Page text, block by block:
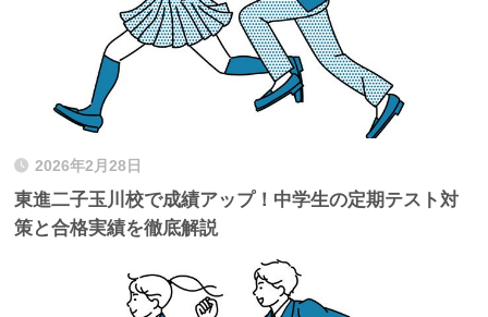
2026年2月28日
東進二子玉川校で成績アップ！中学生の定期テスト対
策と合格実績を徹底解説